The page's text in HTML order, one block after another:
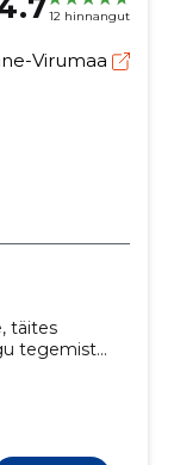
12 hinnangut
Virumaa
täites
tegemist